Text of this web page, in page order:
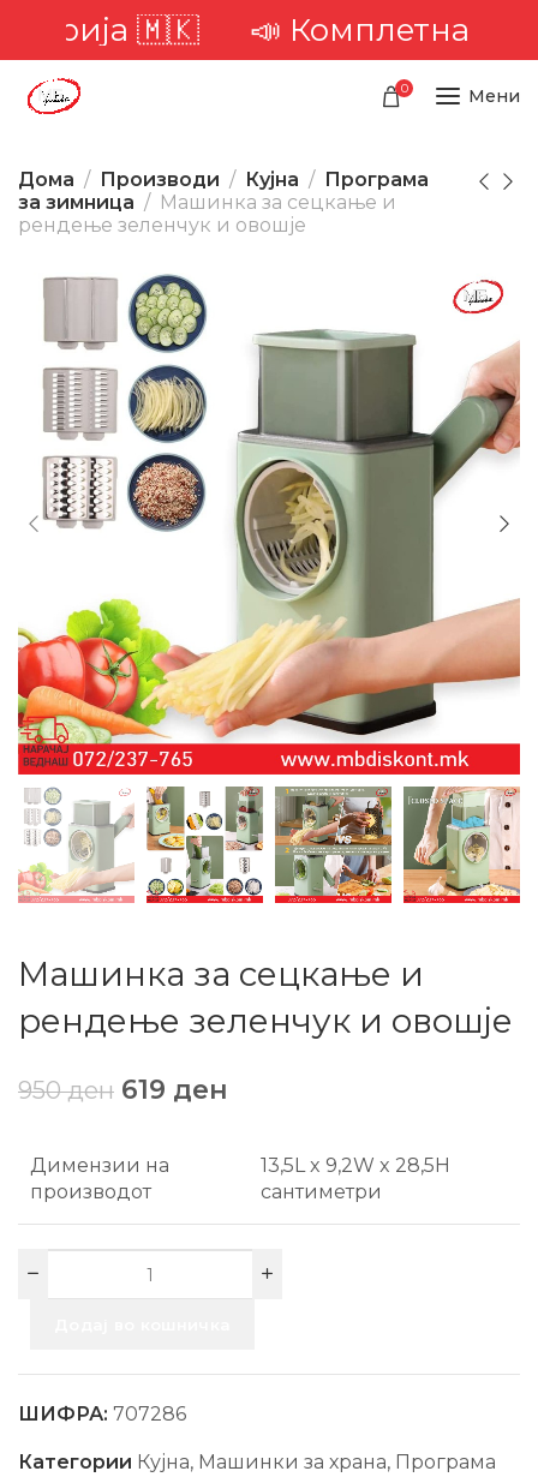
🇲🇰📣 Комплетна
0 Мени
Дома Производи Кујна
Програма
за зимница
Машинка за сецкање и
рендење зеленчук и овошје
Машинка за сецкање и
рендење зеленчук и овошје
950ден 619 ден
Димензии на
производот
13,5L x 9,2W x 28,5H
сантиметри
ШИФРА: 707286
Категории Кујна, Машинки за храна, Програма